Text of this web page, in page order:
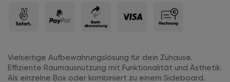
Vielseitige Aufbewahrungslösung für dein Zuhause.
Effiziente Raumausnutzung mit Funktionalität und Ästhetik.
Als einzelne Box oder kombiniert zu einem Sideboard.